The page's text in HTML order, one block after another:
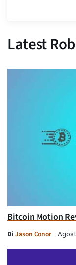
Latest
Bitcoin Motion
Di Jason Conor